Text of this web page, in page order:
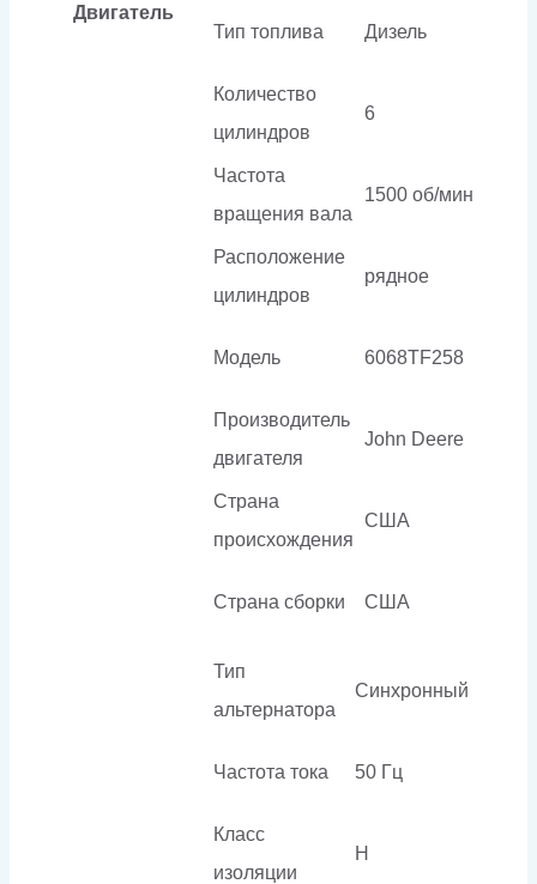
Двигатель
Тип топлива Дизель
Количество
цилиндров
6
Частота
вращения вала
1500 об/мин
Расположение
цилиндров
рядное
Модель 6068TF258
Производитель
двигателя
John Deere
Страна
происхождения
США
Страна сборки США
Тип
альтернатора
Синхронный
Частота тока 50 Гц
Класс
изоляции
H